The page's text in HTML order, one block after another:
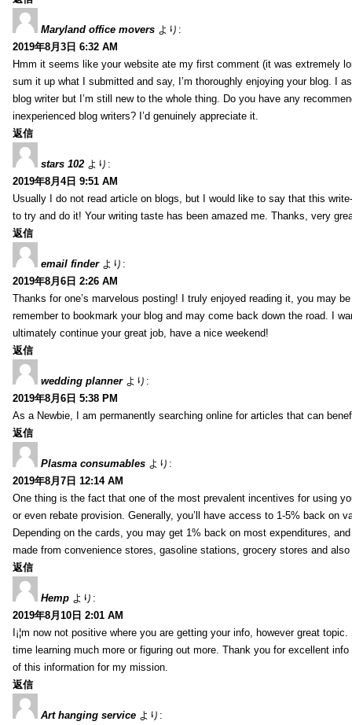
Maryland office movers より:
2019年8月3日 6:32 AM
Hmm it seems like your website ate my first comment (it was extremely
sum it up what I submitted and say, I’m thoroughly enjoying your blog. I
blog writer but I’m still new to the whole thing. Do you have any
inexperienced blog writers? I’d genuinely appreciate it.
返信
stars 102 より:
2019年8月4日 9:51 AM
Usually I do not read article on blogs, but I would like to say that this
to try and do it! Your writing taste has been amazed me. Thanks, very
返信
email finder より:
2019年8月6日 2:26 AM
Thanks for one’s marvelous posting! I truly enjoyed reading it, you may
remember to bookmark your blog and may come back down the road. I
ultimately continue your great job, have a nice weekend!
返信
wedding planner より:
2019年8月6日 5:38 PM
As a Newbie, I am permanently searching online for articles that can
返信
Plasma consumables より:
2019年8月7日 12:14 AM
One thing is the fact that one of the most prevalent incentives for using
or even rebate provision. Generally, you’ll have access to 1-5% back on
Depending on the cards, you may get 1% back on most expenditures,
made from convenience stores, gasoline stations, grocery stores and also
返信
Hemp より:
2019年8月10日 2:01 AM
I¡¦m now not positive where you are getting your info, however great
time learning much more or figuring out more. Thank you for excellent
of this information for my mission.
返信
Art hanging service より: